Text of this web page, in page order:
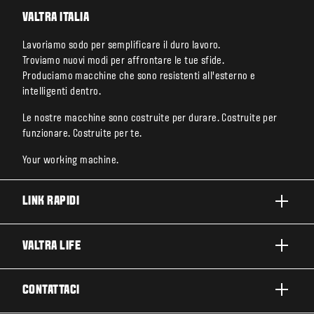
VALTRA ITALIA
Lavoriamo sodo per semplificare il duro lavoro.
Troviamo nuovi modi per affrontare le tue sfide.
Produciamo macchine che sono resistenti all’esterno e
intelligenti dentro.
Le nostre macchine sono costruite per durare. Costruite per
funzionare. Costruite per te.
Your working machine.
LINK RAPIDI
TECNOLOGIE VALTRA
VALTRA LIFE
CONTATTACI